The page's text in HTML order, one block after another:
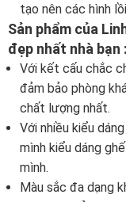
tạo nên các hình
Sản phẩm của
đẹp nhất nhà bạn :
Với kết cấu chắc
đảm bảo phòng
chất lượng nhất.
Với nhiều kiểu
mình kiểu dáng
mình.
Màu sắc đa dạng